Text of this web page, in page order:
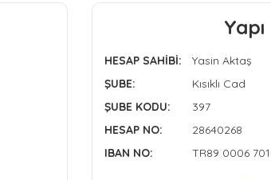
HESAP SAHİBİ:
Yasin Aktaş
ŞUBE:
Kısıklı Cad
ŞUBE KODU:
397
HESAP NO:
28640268
IBAN NO:
TR89 0006